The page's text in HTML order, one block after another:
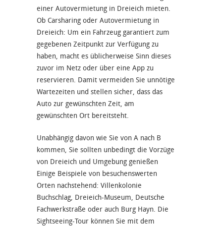
einer Autovermietung in Dreieich mieten.
Ob Carsharing oder Autovermietung in
Dreieich: Um ein Fahrzeug garantiert zum
gegebenen Zeitpunkt zur Verfügung zu
haben, macht es üblicherweise Sinn dieses
zuvor im Netz oder über eine App zu
reservieren. Damit vermeiden Sie unnötige
Wartezeiten und stellen sicher, dass das
Auto zur gewünschten Zeit, am
gewünschten Ort bereitsteht.
Unabhängig davon wie Sie von A nach B
kommen, Sie sollten unbedingt die Vorzüge
von Dreieich und Umgebung genießen
Einige Beispiele von besuchenswerten
Orten nachstehend: Villenkolonie
Buchschlag, Dreieich-Museum, Deutsche
Fachwerkstraße oder auch Burg Hayn. Die
Sightseeing-Tour können Sie mit dem